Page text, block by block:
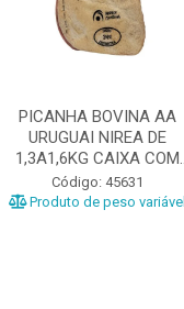
PICANHA BOVINA AA
URUGUAI NIREA DE
1,3A1,6KG CAIXA COM
±15KG
Código: 45631
Produto de peso variável